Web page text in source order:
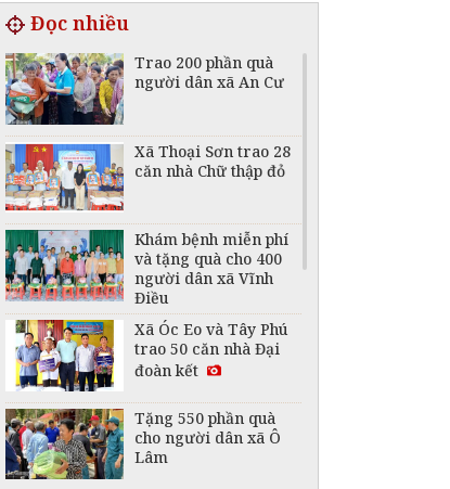
Đọc nhiều
Trao 200 phần quà
người dân xã An Cư
Xã Thoại Sơn trao 28
căn nhà Chữ thập đỏ
Khám bệnh miễn phí
và tặng quà cho 400
người dân xã Vĩnh
Điều
Xã Óc Eo và Tây Phú
trao 50 căn nhà Đại
đoàn kết
Tặng 550 phần quà
cho người dân xã Ô
Lâm